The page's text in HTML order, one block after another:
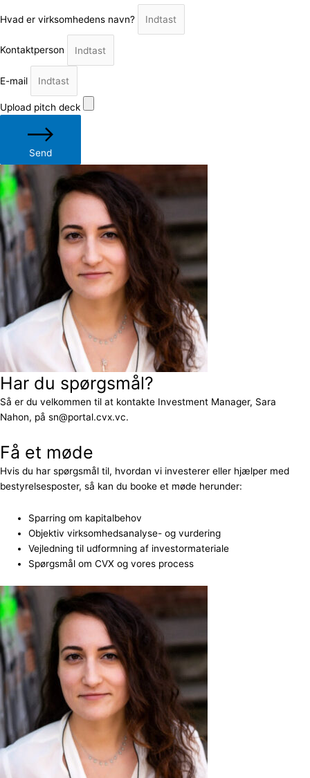
Hvad er virksomhedens navn?
Kontaktperson
E-mail
Upload pitch deck
Send
Har du spørgsmål?
Så er du velkommen til at kontakte Investment Manager, Sara
Nahon, på sn@portal.cvx.vc.
Få et møde
Hvis du har spørgsmål til, hvordan vi investerer eller hjælper med
bestyrelsesposter, så kan du booke et møde herunder:
Sparring om kapitalbehov
Objektiv virksomhedsanalyse- og vurdering
Vejledning til udformning af investormateriale
Spørgsmål om CVX og vores process